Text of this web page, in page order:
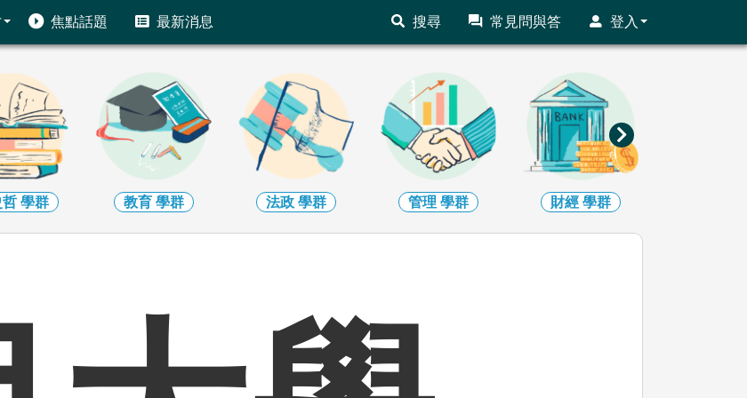
焦點話題 最新消息 搜尋 常見問與答 登入
學群 法政 學群 管理 學群 財經 學群 遊憩運動學群